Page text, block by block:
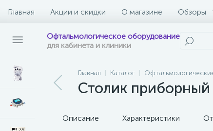
Главная Акции и скидки О магазине Обзоры
Офтальмологическое оборудование
для кабинета и клиники
Главная Каталог
Столик
Описание Характеристики